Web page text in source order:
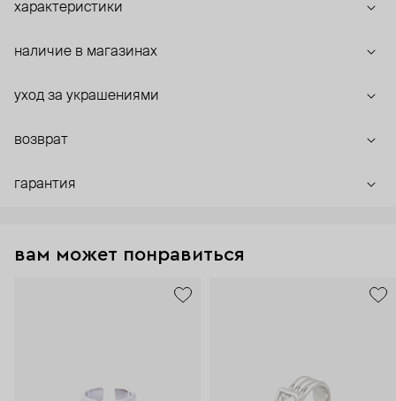
характеристики
наличие в магазинах
уход за украшениями
возврат
гарантия
вам может понравиться